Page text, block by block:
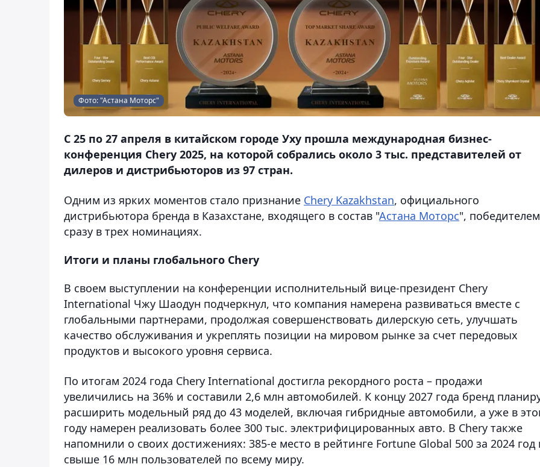
Фото: "Астана Моторс"
C 25 по 27 апреля в китайском городе Уху прошла международная бизнес-
конференция Chery 2025, на которой собрались около 3 тыс. представителей от
дилеров и дистрибьюторов из 97 стран.
Одним из ярких моментов стало признание Chery Kazakhstan, официального
дистрибьютора бренда в Казахстане, входящего в состав "Астана Моторс", победителем
сразу в трех номинациях.
Итоги и планы глобального Chery
В своем выступлении на конференции исполнительный вице-президент Chery
International Чжу Шаодун подчеркнул, что компания намерена развиваться вместе с
глобальными партнерами, продолжая совершенствовать дилерскую сеть, улучшать
качество обслуживания и укреплять позиции на мировом рынке за счет передовых
продуктов и высокого уровня сервиса.
По итогам 2024 года Chery International достигла рекордного роста – продажи
увеличились на 36% и составили 2,6 млн автомобилей. К концу 2027 года бренд
расширить модельный ряд до 43 моделей, включая гибридные автомобили, а уже в
году намерен реализовать более 300 тыс. электрифицированных авто. В Chery также
напомнили о своих достижениях: 385-е место в рейтинге Fortune Global 500 за 2024 год
свыше 16 млн пользователей по всему миру.